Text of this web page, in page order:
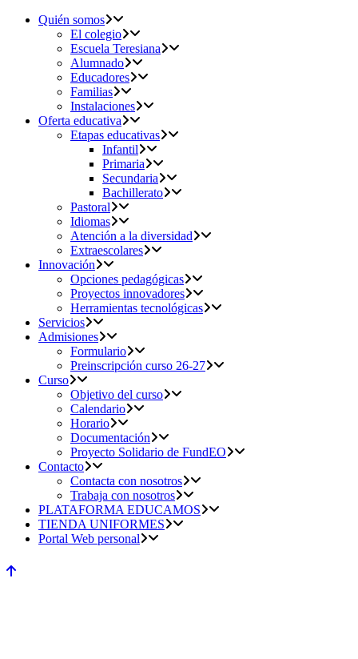
Quién somos
El colegio
Escuela Teresiana
Alumnado
Educadores
Familias
Instalaciones
Oferta educativa
Etapas educativas
Infantil
Primaria
Secundaria
Bachillerato
Pastoral
Idiomas
Atención a la diversidad
Extraescolares
Innovación
Opciones pedagógicas
Proyectos innovadores
Herramientas tecnológicas
Servicios
Admisiones
Formulario
Preinscripción curso 26-27
Curso
Objetivo del curso
Calendario
Horario
Documentación
Proyecto Solidario de FundEO
Contacto
Contacta con nosotros
Trabaja con nosotros
PLATAFORMA EDUCAMOS
TIENDA UNIFORMES
Portal Web personal